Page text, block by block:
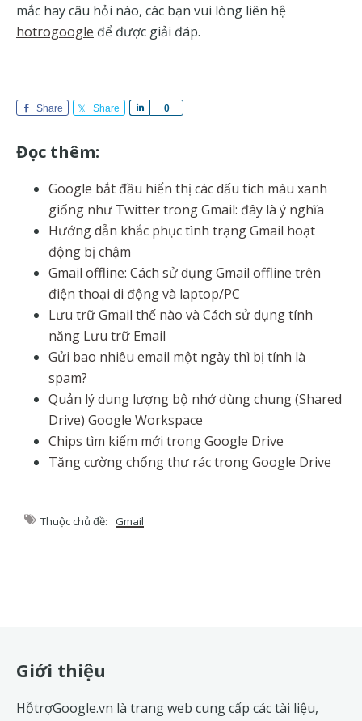
mắc hay câu hỏi nào, các bạn vui lòng liên hệ
hotrogoogle để được giải đáp.
Share Share 0
Đọc thêm:
Google bắt đầu hiển thị các dấu tích màu xanh
giống như Twitter trong Gmail: đây là ý nghĩa
Hướng dẫn khắc phục tình trạng Gmail hoạt
động bị chậm
Gmail offline: Cách sử dụng Gmail offline trên
điện thoại di động và laptop/PC
Lưu trữ Gmail thế nào và Cách sử dụng tính
năng Lưu trữ Email
Gửi bao nhiêu email một ngày thì bị tính là
spam?
Quản lý dung lượng bộ nhớ dùng chung (Shared
Drive) Google Workspace
Chips tìm kiếm mới trong Google Drive
Tăng cường chống thư rác trong Google Drive
Thuộc chủ đề: Gmail
Footer
Giới thiệu
HỗtrợGoogle.vn là trang web cung cấp các tài liệu,